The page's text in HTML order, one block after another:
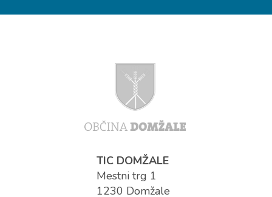
TIC DOMŽALE
Mestni trg 1
1230 Domžale